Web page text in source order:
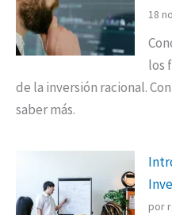
18
los
de la inversión racional.
saber más.
por